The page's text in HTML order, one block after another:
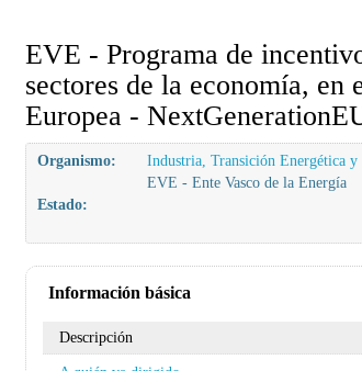
EVE - Programa de
sectores de la economía,
Europea -
Organismo:
Industria, Transición Energética y
EVE - Ente Vasco de la Energía
Estado:
Información básica
Descripción